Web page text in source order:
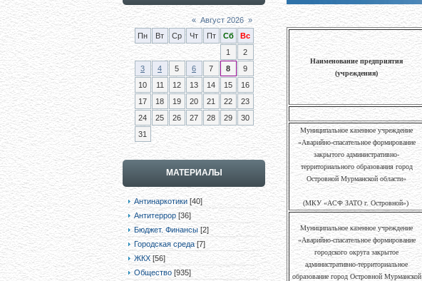
« Август 2026 »
Пн
Вт Ср Чт Пт Сб
Вс
1
2
3
4 5 6 7 8
9
10
11 12 13 14 15
16
17
18 19 20 21 22
23
24
25 26 27 28 29
30
31
МАТЕРИАЛЫ
Антинаркотики [40]
Антитеррор [36]
Бюджет. Финансы [2]
Городская среда [7]
ЖКХ [56]
Общество [935]
Наименование предприятия
(учреждения)
Муниципальное казенное учреждение
«Аварийно-спасательное формирование
закрытого административно-
территориального образования город
Островной Мурманской области»
(МКУ «АСФ ЗАТО г. Островной»)
Муниципальное казенное учреждение
«Аварийно-спасательное формирование
городского округа закрытое
административно-территориальное
образование город Островной Мурманской